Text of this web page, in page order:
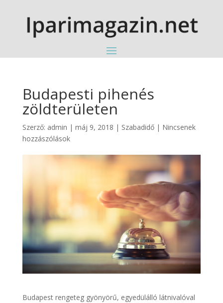
Budapesti pihenés
zöldterületen
Szerző: admin | máj 9, 2018 | Szabadidő| Nincsenek
hozzászólások
Budapest rengeteg gyönyörű, egyedülálló látnivalóval